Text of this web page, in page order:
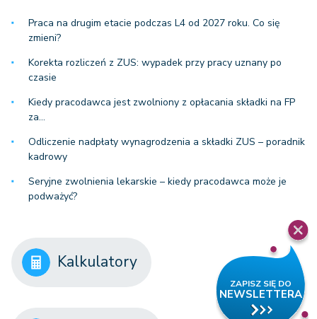
Praca na drugim etacie podczas L4 od 2027 roku. Co się
zmieni?
Korekta rozliczeń z ZUS: wypadek przy pracy uznany po
czasie
Kiedy pracodawca jest zwolniony z opłacania składki na FP
za…
Odliczenie nadpłaty wynagrodzenia a składki ZUS – poradnik
kadrowy
Seryjne zwolnienia lekarskie – kiedy pracodawca może je
podważyć?
Kalkulatory